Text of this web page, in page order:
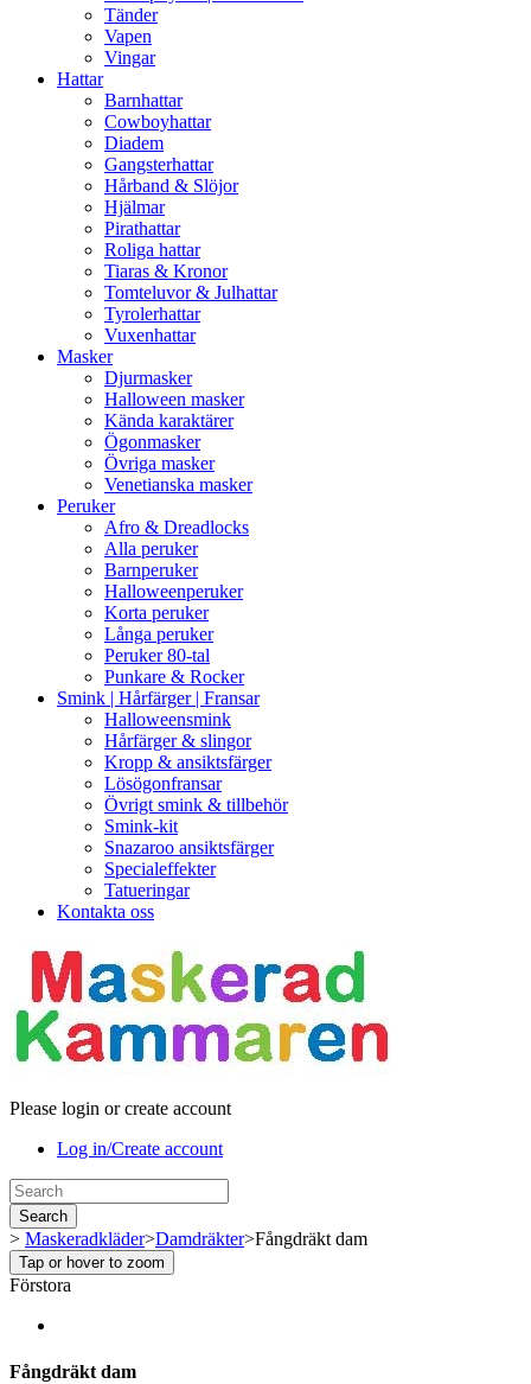
Tänder
Vapen
Vingar
Hattar
Barnhattar
Cowboyhattar
Diadem
Gangsterhattar
Hårband & Slöjor
Hjälmar
Pirathattar
Roliga hattar
Tiaras & Kronor
Tomteluvor & Julhattar
Tyrolerhattar
Vuxenhattar
Masker
Djurmasker
Halloween masker
Kända karaktärer
Ögonmasker
Övriga masker
Venetianska masker
Peruker
Afro & Dreadlocks
Alla peruker
Barnperuker
Halloweenperuker
Korta peruker
Långa peruker
Peruker 80-tal
Punkare & Rocker
Smink | Hårfärger | Fransar
Halloweensmink
Hårfärger & slingor
Kropp & ansiktsfärger
Lösögonfransar
Övrigt smink & tillbehör
Smink-kit
Snazaroo ansiktsfärger
Specialeffekter
Tatueringar
Kontakta oss
Please login or create account
Log in/Create account
Search
> Maskeradkläder>Damdräkter>Fångdräkt dam
Tap or hover to zoom
Förstora
Fångdräkt dam